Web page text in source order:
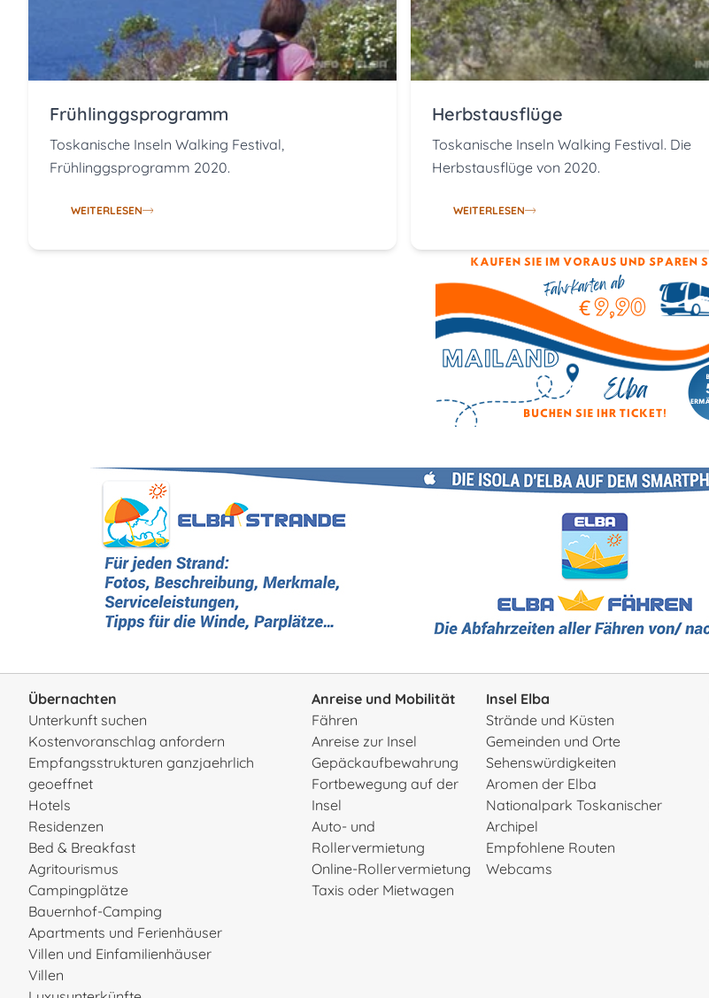
Frühlinggsprogramm
Toskanische Inseln Walking Festival,
Frühlinggsprogramm 2020.
WEITERLESEN
Herbstausflüge
Toskanische Inseln Walking Festival. Die
Herbstausflüge von 2020.
WEITERLESEN
Übernachten
Unterkunft suchen
Kostenvoranschlag anfordern
Empfangsstrukturen ganzjaehrlich
geoeffnet
Hotels
Residenzen
Bed & Breakfast
Agritourismus
Campingplätze
Bauernhof-Camping
Apartments und Ferienhäuser
Villen und Einfamilienhäuser
Villen
Anreise und Mobilität
Fähren
Anreise zur Insel
Gepäckaufbewahrung
Fortbewegung auf der
Insel
Auto- und
Rollervermietung
Online-Rollervermietung
Taxis oder Mietwagen
Insel Elba
Strände und Küsten
Gemeinden und Orte
Sehenswürdigkeiten
Aromen der Elba
Nationalpark Toskanischer
Archipel
Empfohlene Routen
Webcams